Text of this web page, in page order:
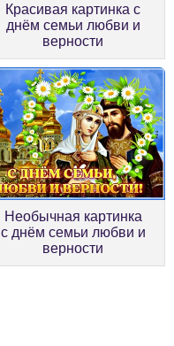
Красивая картинка с
днём семьи любви и
верности
Необычная картинка
с днём семьи любви и
верности